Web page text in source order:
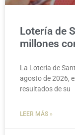
Lotería de
millones
La Lotería de
agosto de 2026,
resultados de su
LEER MÁS »